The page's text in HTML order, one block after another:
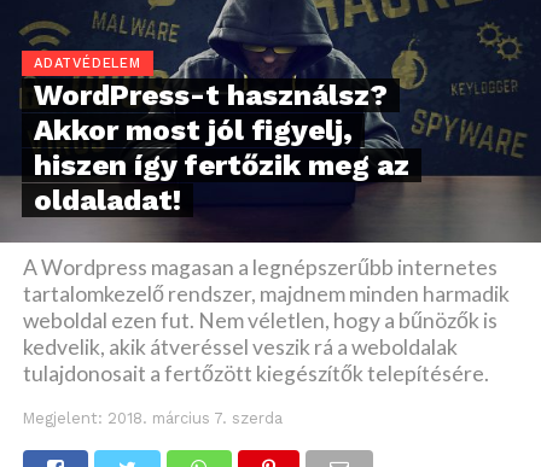
ADATVÉDELEM
WordPress-t használsz?
Akkor most jól figyelj,
hiszen így fertőzik meg az
oldaladat!
A Wordpress magasan a legnépszerűbb internetes
tartalomkezelő rendszer, majdnem minden harmadik
weboldal ezen fut. Nem véletlen, hogy a bűnözők is
kedvelik, akik átveréssel veszik rá a weboldalak
tulajdonosait a fertőzött kiegészítők telepítésére.
Megjelent: 2018. március 7. szerda